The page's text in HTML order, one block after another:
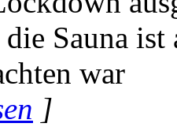
Sauna ist
war
]